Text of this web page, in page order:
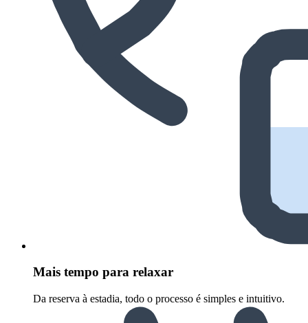
Mais tempo para relaxar
Da reserva à estadia, todo o processo é simples e intuitivo.